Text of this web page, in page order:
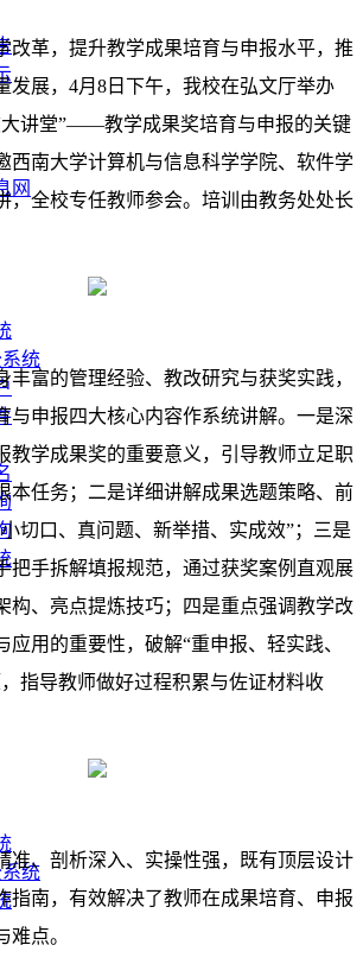
网
统
统
改革，提升教学成果培育与申报水平，推
发展，4月8日下午，我校在弘文厅举办
大讲堂”——教学成果奖培育与申报的关键
西南大学计算机与信息科学学院、软件学
，全校专任教师参会。培训由教务处处长
丰富的管理经验、教改研究与获奖实践，
与申报四大核心内容作系统讲解。一是深
教学成果奖的重要意义，引导教师立足职
本任务；二是详细讲解成果选题策略、前
切口、真问题、新举措、实成效”；三是
把手拆解填报规范，通过获奖案例直观展
构、亮点提炼技巧；四是重点强调教学改
应用的重要性，破解“重申报、轻实践、
指导教师做好过程积累与佐证材料收
准、剖析深入、实操性强，既有顶层设计
指南，有效解决了教师在成果培育、申报
难点。